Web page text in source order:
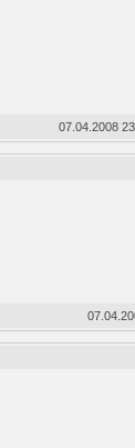
07.04.2008